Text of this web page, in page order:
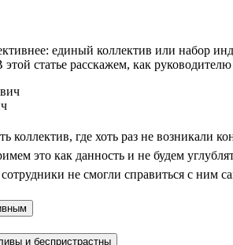
единый коллектив или набор
статье расскажем, как
коллектив, где хоть раз не возникали
это как данность и не будем
не смогли справиться с ним
и беспристрастны